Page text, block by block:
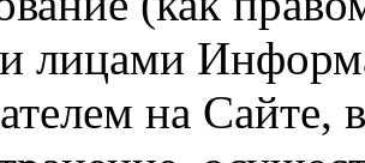
лицами
на Сайте,